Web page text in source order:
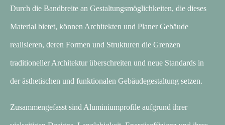
Durch die Bandbreite an Gestaltungsmöglichkeiten, die dieses
Material bietet, können Architekten und Planer Gebäude
realisieren, deren Formen und Strukturen die Grenzen
traditioneller Architektur überschreiten und neue Standards in
der ästhetischen und funktionalen Gebäudegestaltung setzen.
Zusammengefasst sind Aluminiumprofile aufgrund ihrer